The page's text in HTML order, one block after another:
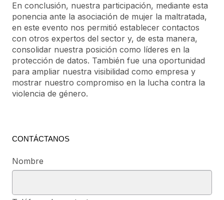
En conclusión, nuestra participación, mediante esta
ponencia ante la asociación de mujer la maltratada,
en este evento nos permitió establecer contactos
con otros expertos del sector y, de esta manera,
consolidar nuestra posición como líderes en la
protección de datos. También fue una oportunidad
para ampliar nuestra visibilidad como empresa y
mostrar nuestro compromiso en la lucha contra la
violencia de género.
CONTÁCTANOS
Nombre